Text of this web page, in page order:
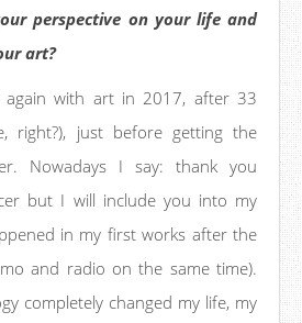
perspective on your life and
art?
again with art in 2017, after 33
right?), just before getting the
Nowadays I say: thank you
but I will include you into my
in my first works after the
and radio on the same time).
completely changed my life, my